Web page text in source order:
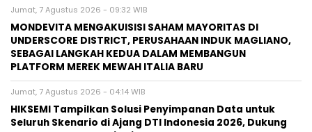
Jumat, 7 Agustus 2026 - 09:32 WIB
MONDEVITA MENGAKUISISI SAHAM MAYORITAS DI
UNDERSCORE DISTRICT, PERUSAHAAN INDUK MAGLIANO,
SEBAGAI LANGKAH KEDUA DALAM MEMBANGUN
PLATFORM MEREK MEWAH ITALIA BARU
Jumat, 7 Agustus 2026 - 04:14 WIB
HIKSEMI Tampilkan Solusi Penyimpanan Data untuk
Seluruh Skenario di Ajang DTI Indonesia 2026, Dukung